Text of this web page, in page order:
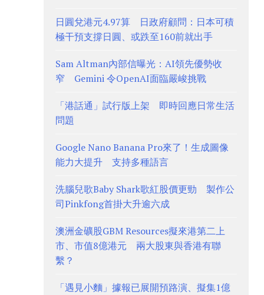
日圓兌港元4.97算 日政府顧問：日本可積
極干預支撐日圓、或跌至160前就出手
Sam Altman內部信曝光：AI領先優勢收
窄 Gemini 令OpenAI面臨嚴峻挑戰
「港話通」試行版上架 即時回應日常生活
問題
Google Nano Banana Pro來了！生成圖像
能力大提升 支持多種語言
洗腦兒歌Baby Shark歌紅股價更勁 製作公
司Pinkfong首掛大升逾六成
澳洲金礦股GBM Resources擬來港第二上
市、市值8億港元 兩大股東與香港有聯
繫？
「遇見小麵」據報已展開預路演、擬集1億